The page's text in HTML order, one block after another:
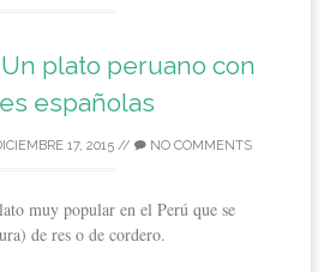
plato peruano con
españolas
17, 2015// NO COMMENTS
muy popular en el Perú que se
de res o de cordero.